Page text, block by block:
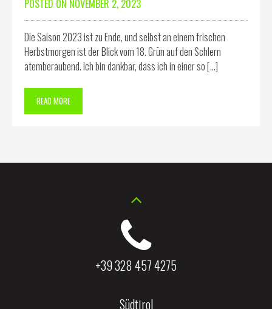
POSTED ON NOVEMBER 2, 2023
Die Saison 2023 ist zu Ende, und selbst an einem frischen
Herbstmorgen ist der Blick vom 18. Grün auf den Schlern
atemberaubend. Ich bin dankbar, dass ich in einer so […]
READ MORE
+39 328 457 4275
Südtirol